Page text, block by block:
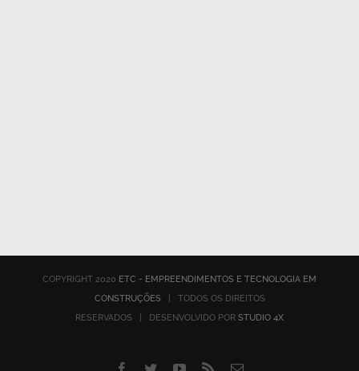
COPYRIGHT 2020 ETC - EMPREENDIMENTOS E TECNOLOGIA EM
CONSTRUÇÕES| TODOS OS DIREITOS
RESERVADOS | DESENVOLVIDO POR STUDIO 4X
Facebook
TwitterYouTube
Rss E-